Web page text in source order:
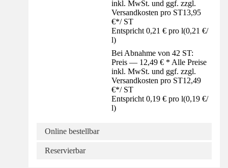
inkl. MwSt. und ggf. zzgl.
Versandkosten pro ST13,95
€*/ ST
Entspricht 0,21 € pro l(0,21 €/
l)
Bei Abnahme von 42 ST:
Preis — 12,49 € * Alle Preise
inkl. MwSt. und ggf. zzgl.
Versandkosten pro ST12,49
€*/ ST
Entspricht 0,19 € pro l(0,19 €/
l)
Online bestellbar
Reservierbar